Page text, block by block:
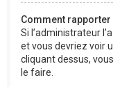
Comment
Si l’administrateur
et vous devriez voir
cliquant dessus,
le faire.